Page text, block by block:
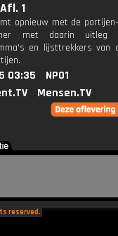
1
opnieuw met de
met daarin uitleg
en lijsttrekkers van
03:35
NPO1
Mensen.TV
reserved.